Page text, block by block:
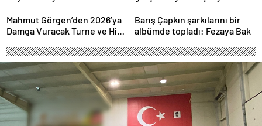
Performansla Hayranlarıyla
Buluşuyor
Mahmut Görgen’den 2026’ya
Damga Vuracak Turne ve Hit
Barış Çapkın şarkılarını bir
albümde topladı: Fezaya Bak